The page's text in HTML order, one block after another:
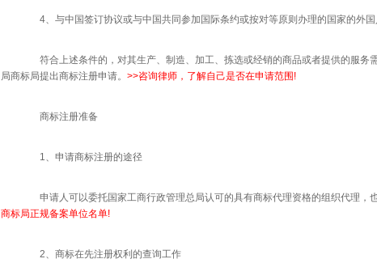
4、与中国签订协议或与中国共同参加国际条约或按对等原则办理的国家的外国
符合上述条件的，对其生产、制造、加工、拣选或经销的商品或者提供的服务
局商标局提出商标注册申请。 >>咨询律师，了解自己是否在申请范围!
商标注册准备
1、申请商标注册的途径
申请人可以委托国家工商行政管理总局认可的具有商标代理资格的组织代理，
商标局正规备案单位名单!
2、商标在先注册权利的查询工作